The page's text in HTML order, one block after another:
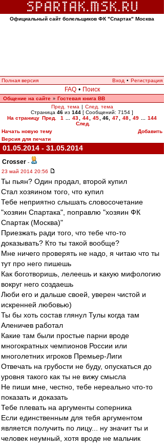
Официальный сайт болельщиков ФК "Спартак" Москва
Полная версия Вход • Регистрация
FAQ • Поиск
Общение на сайте » Гостевая книга ВВ
Пред. тема | След. тема
Страница 46 из 144 [ Сообщений: 7154 ]
На страницу Пред. 1 43 44 45 46 47 48 49
144
След.
Начать новую тему
Добавить
Версия для печати
01.05.2014 - 31.05.2014
Crosser -
23 май 2014 20:56
Ты пьян? Один продал, второй купил
Стал хозяином того, что купил
Тебе неприятно слышать словосочетание
"хозяин Спартака", поправлю "хозяин ФК
Спартак (Москва)"
Приезжать ради того, что тебе что-то
доказывать? Кто ты такой вообще?
Мне ничего проверять не надо, я читаю что ты
тут про него пишешь
Как боготворишь, лелеешь и какую мифологию
вокруг него создаешь
Люби его и дальше своей, уверен чистой и
искренней любовью)
Ты бы хоть состав глянул Тулы когда там
Аленичев работал
Какие там были простые парни вроде
многократных чемпионов России или
многолетних игроков Премьер-Лиги
Отвечать на грубости не буду, опускаться до
уровня такого как ты не вижу смысла
Не пиши мне, честно, тебе нереально что-то
показать и доказать
Тебе плевать на аргументы соперника
Если единственным для тебя аргументом
является получить по лицу... ну значит ты и
человек неумный, хотя вроде не мальчик